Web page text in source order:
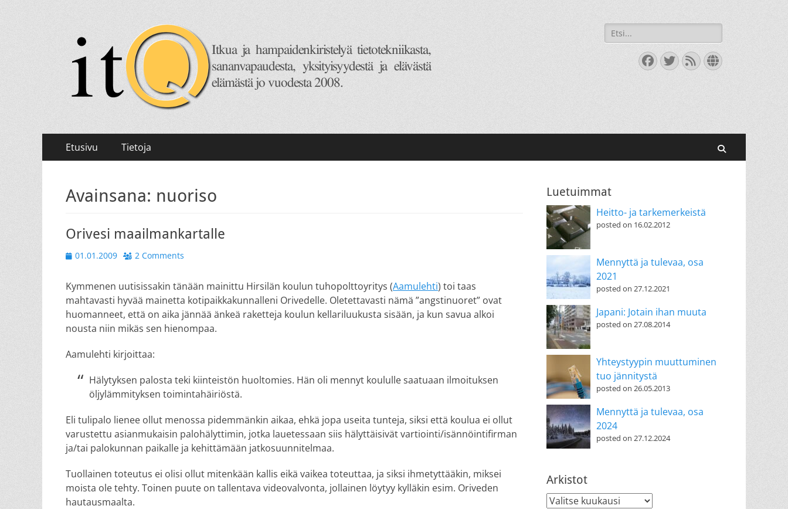
itQ
Itkua ja hammastenkiristelyä jo vuodesta 2008.
Search
for:
Facebook
Twitter
FeedWebsite
Primary
Menu
Etusivu Tietoja
Avainsana: nuoriso
Orivesi maailmankartalle
Posted
01.01.2009 2 Comments
Kymmenen uutisissakin tänään mainittu Hirsilän koulun tuhopolttoyritys (Aamulehti) toi taas
mahtavasti hyvää mainetta kotipaikkakunnalleni Orivedelle. Oletettavasti nämä ”angstinuoret” ovat
huomanneet, että on aika jännää änkeä raketteja koulun kellariluukusta sisään, ja kun savua alkoi
nousta niin mikäs sen hienompaa.
Aamulehti kirjoittaa:
Hälytyksen palosta teki kiinteistön huoltomies. Hän oli mennyt koululle saatuaan ilmoituksen
öljylämmityksen toimintahäiriöstä.
Eli tulipalo lienee ollut menossa pidemmänkin aikaa, ehkä jopa useita tunteja, siksi että koulua ei ollut
varustettu asianmukaisin palohälyttimin, jotka lauetessaan siis hälyttäisivät vartiointi/isännöintifirman
ja/tai palokunnan paikalle ja kehittämään jatkosuunnitelmaa.
Tuollainen toteutus ei olisi ollut mitenkään kallis eikä vaikea toteuttaa, ja siksi ihmetyttääkin, miksei
moista ole tehty. Toinen puute on tallentava videovalvonta, jollainen löytyy kylläkin esim. Oriveden
hautausmaalta.
Luetuimmat
Heitto- ja tarkemerkeistä
posted on 16.02.2012
Mennyttä ja tulevaa, osa
2021
posted on 27.12.2021
Japani: Jotain ihan muuta
posted on 27.08.2014
Yhteystyypin muuttuminen
tuo jännitystä
posted on 26.05.2013
Mennyttä ja tulevaa, osa
2024
posted on 27.12.2024
Arkistot
Arkistot